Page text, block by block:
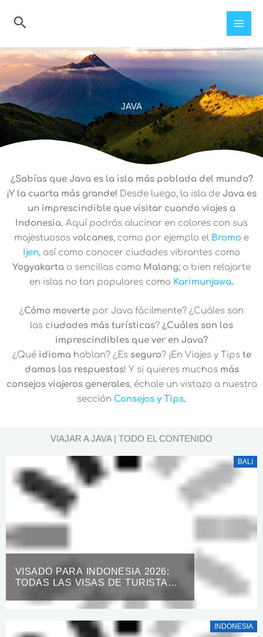
JAVA
¿Sabías que Java es la isla más poblada del mundo?
¡Y la cuarta más grande! Desde luego, la isla de Java es
un imprescindible que visitar cuando viajes a
Indonesia. Aquí podrás alucinar en colores con sus
majestuosos volcanes, como por ejemplo el Bromo e
Ijen, así como conocer ciudades vibrantes como
Yogyakarta o sencillas como Malang; o bien relajarte
en islas no tan populares como Karimunjawa.
¿Cómo moverte por Java fácilmente? ¿Cuáles son
las ciudades más turísticas? ¿Cuáles son los
imprescindibles que ver en Java?
¿Qué idioma hablan? ¿Es seguro? ¡En Viajes y Tips te
damos las respuestas! Y si quieres muchosmás
consejos viajeros generales, échale un vistazo a nuestra
sección Consejos y Tips.
VIAJAR A JAVA | TODO EL CONTENIDO
BALI
VISADO PARA INDONESIA 2026:
TODAS LAS VISAS DE TURISTA
INDONESIA